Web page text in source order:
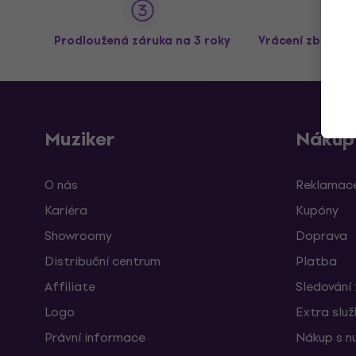
Prodloužená záruka na 3 roky Vrácení zboží až
Muziker
O nás
Kariéra
Showroomy
Distribuční centrum
Affiliate
Logo
Právní informace
Nákup
Kupóny
Doprava
Platba
Sledování
Extra
Nákup s